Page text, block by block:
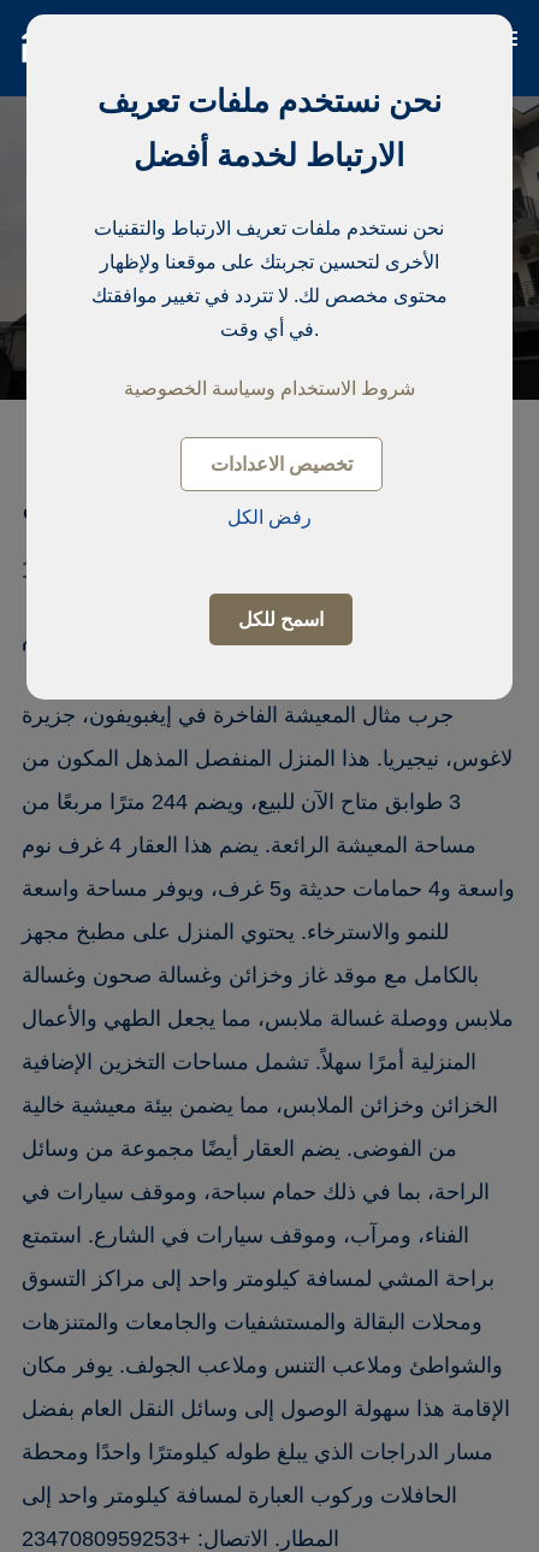
منزل مستقل , Lekki Conservative
105102 Lekki phase1, Lekki
دوبلكس منفصل بالكامل من 4 غرف نوم
جرب مثال المعيشة الفاخرة في إيغبويفون، جزيرة
لاغوس، نيجيريا. هذا المنزل المنفصل المذهل المكون من
3 طوابق متاح الآن للبيع، ويضم 244 مترًا مربعًا من
مساحة المعيشة الرائعة. يضم هذا العقار 4 غرف نوم
واسعة و4 حمامات حديثة و5 غرف، ويوفر مساحة واسعة
للنمو والاسترخاء. يحتوي المنزل على مطبخ مجهز
بالكامل مع موقد غاز وخزائن وغسالة صحون وغسالة
ملابس ووصلة غسالة ملابس، مما يجعل الطهي والأعمال
المنزلية أمرًا سهلاً. تشمل مساحات التخزين الإضافية
الخزائن وخزائن الملابس، مما يضمن بيئة معيشية خالية
من الفوضى. يضم العقار أيضًا مجموعة من وسائل
الراحة، بما في ذلك حمام سباحة، وموقف سيارات في
الفناء، ومرآب، وموقف سيارات في الشارع. استمتع
براحة المشي لمسافة كيلومتر واحد إلى مراكز التسوق
ومحلات البقالة والمستشفيات والجامعات والمتنزهات
والشواطئ وملاعب التنس وملاعب الجولف. يوفر مكان
الإقامة هذا سهولة الوصول إلى وسائل النقل العام بفضل
مسار الدراجات الذي يبلغ طوله كيلومترًا واحدًا ومحطة
الحافلات وركوب العبارة لمسافة كيلومتر واحد إلى
المطار. الاتصال: +2347080959253
نحن نستخدم ملفات تعريف
الارتباط لخدمة أفضل
نحن نستخدم ملفات تعريف الارتباط والتقنيات
الأخرى لتحسين تجربتك على موقعنا ولإظهار
محتوى مخصص لك. لا تتردد في تغيير موافقتك
في أي وقت.
شروط الاستخدام وسياسة الخصوصية
تخصيص الاعدادات
رفض الكل
اسمح للكل